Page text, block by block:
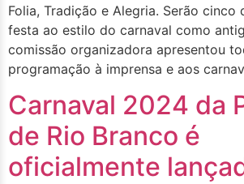
Folia, Tradição e Alegria. Serão cinco
festa ao estilo do carnaval como
comissão organizadora apresentou
programação à imprensa e aos
Carnaval 2024 da
de Rio Branco é
oficialmente